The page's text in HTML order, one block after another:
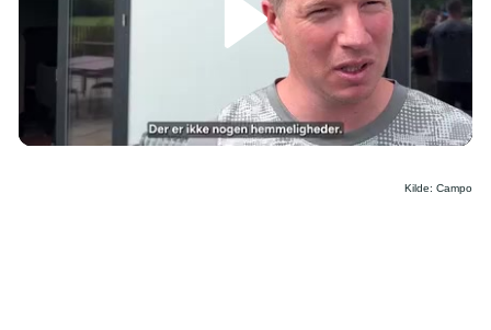
Kilde: Campo